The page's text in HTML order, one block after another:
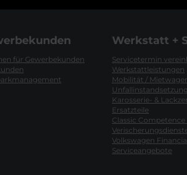
für Gewerbekunden
Werkstatt +
Servicetermin
Werkstattleistungen
Mobilität /
Unfallinstandsetzung
Karosserie- &
Ersatzteile
Classic Competence
Volkswagen
Serviceangebote